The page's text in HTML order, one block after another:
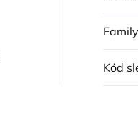
Family
Kód